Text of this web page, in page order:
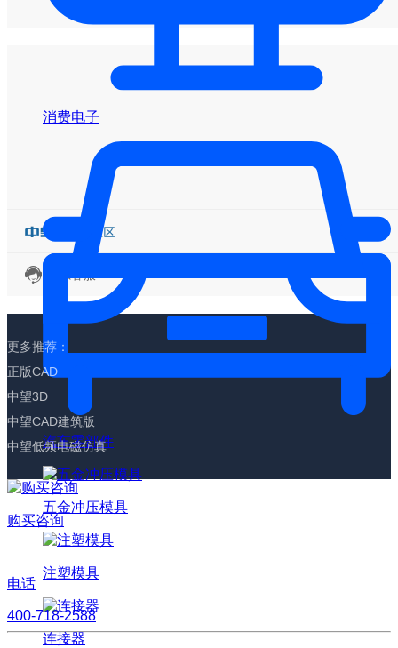
消费电子
汽车零部件
五金冲压模具
注塑模具
连接器
更多推荐：
正版CAD
中望3D
中望CAD建筑版
中望低频电磁仿真
购买咨询
电话
400-718-2588